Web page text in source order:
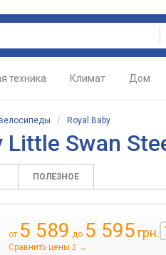
техника Климат Дом
/ Royal Baby
Little Swan
ПОЛЕЗНОЕ
от 5 589 до 5 595 грн.
Сравнить цены 2 →